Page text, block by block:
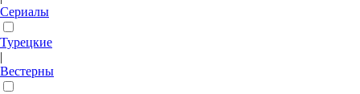
Сериалы
Турецкие
|
Вестерны